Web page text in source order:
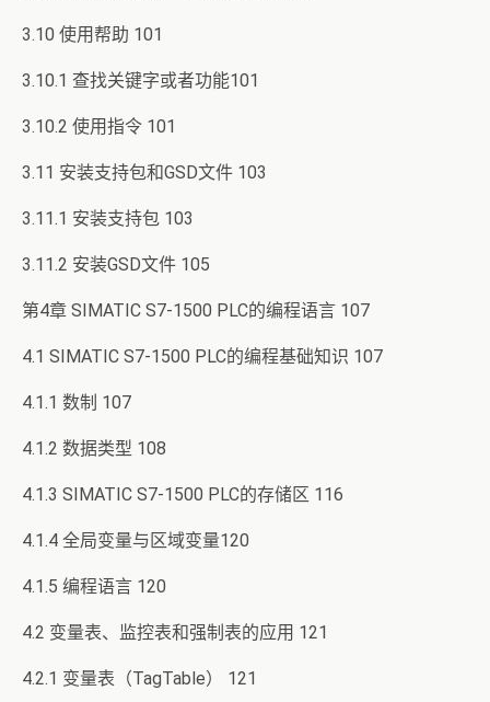
3.10 使用帮助 101
3.10.1 查找关键字或者功能101
3.10.2 使用指令 101
3.11 安装支持包和GSD文件 103
3.11.1 安装支持包 103
3.11.2 安装GSD文件 105
第4章 SIMATIC S7-1500 PLC的编程语言 107
4.1 SIMATIC S7-1500 PLC的编程基础知识 107
4.1.1 数制 107
4.1.2 数据类型 108
4.1.3 SIMATIC S7-1500 PLC的存储区 116
4.1.4 全局变量与区域变量120
4.1.5 编程语言 120
4.2 变量表、监控表和强制表的应用 121
4.2.1 变量表（TagTable） 121